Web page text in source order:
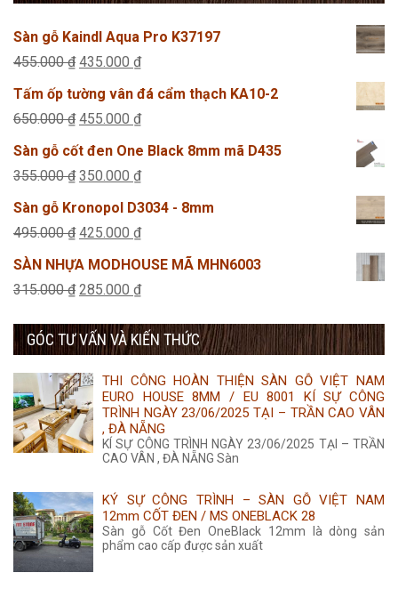
Sàn gỗ Kaindl Aqua Pro K37197
455.000₫ Giá
gốc
là:
435.000 ₫Giá
hiện
tại
435.000 ₫.
Tấm ốp tường vân đá cẩm thạch KA10-2
650.000₫ Giá
gốc
là:
455.000 ₫Giá
hiện
tại
455.000 ₫.
Sàn gỗ cốt đen One Black 8mm mã D435
355.000₫ Giá
là:
350.000 ₫Giá
hiện
tại
350.000 ₫.
Sàn gỗ Kronopol D3034 - 8mm
495.000₫ Giá
gốc
là:
425.000 ₫Giá
hiện
tại
425.000 ₫.
SÀN NHỰA MODHOUSE MÃ MHN6003
315.000₫ Giá
là:
285.000 ₫Giá
tại
285.000 ₫.
GÓC TƯ VẤN VÀ KIẾN THỨC
THI CÔNG HOÀN THIỆN SÀN GỖ VIỆT NAM
EURO HOUSE 8MM / EU 8001 KÍ SỰ CÔNG
TRÌNH NGÀY 23/06/2025 TẠI – TRẦN CAO VÂN
, ĐÀ NẴNG
KÍ SỰ CÔNG TRÌNH NGÀY 23/06/2025 TẠI – TRẦN
CAO VÂN , ĐÀ NẴNG Sàn
KÝ SỰ CÔNG TRÌNH – SÀN GỖ VIỆT NAM
12mm CỐT ĐEN / MS ONEBLACK 28
Sàn gỗ Cốt Đen OneBlack 12mm là dòng sản
phẩm cao cấp được sản xuất